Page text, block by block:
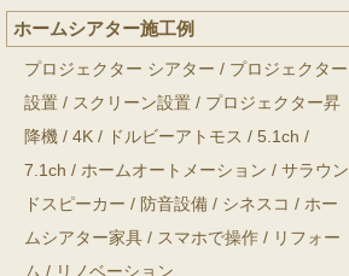
ホームシアター施工例
プロジェクター シアター / プロジェクター
設置 / スクリーン設置 / プロジェクター昇
降機 / 4K / ドルビーアトモス / 5.1ch /
7.1ch / ホームオートメーション / サラウン
ドスピーカー / 防音設備 / シネスコ / ホー
ムシアター家具 / スマホで操作 / リフォー
ム / リノベーション